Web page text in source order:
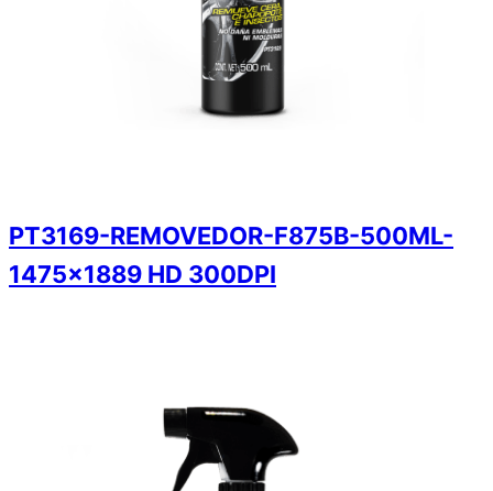
PT3169-REMOVEDOR-F875B-500ML-
1475×1889 HD 300DPI